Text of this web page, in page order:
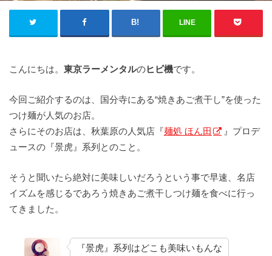
LINE
こんにちは。 東京ラーメンタルのヒビ機です。
今回ご紹介するのは、国分寺にある“焼きあご煮干し”を使った
つけ麺が人気のお店。
さらにそのお店は、秋葉原の人気店『麺処 ほん田
』プロデ
ュースの『景虎』系列とのこと。
そうと聞いたら絶対に美味しいだろうという事で早速、名店
イズムを感じるであろう焼きあご煮干しつけ麺を食べに行っ
てきました。
『景虎』系列はどこも美味いもんな